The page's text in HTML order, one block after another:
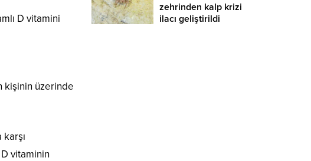
D vitamini
kişinin üzerinde
D vitaminin
zehrinden kalp krizi
ilacı geliştirildi